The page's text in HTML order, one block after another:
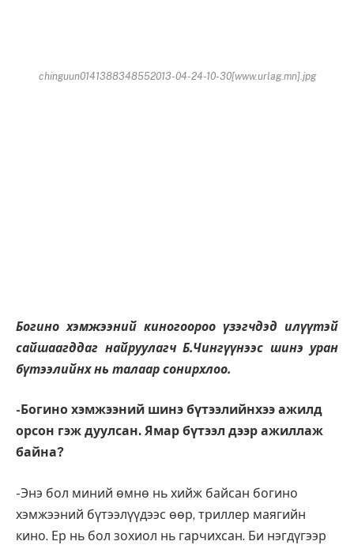
chinguun0141388348552013-04-24-10-30[www.urlag.mn].jpg
Богино хэмжээний киногоороо үзэгчдэд илүүтэй
сайшаагддаг найруулагч Б.Чингүүнээс шинэ уран
бүтээлийнх нь талаар сонирхлоо.
-Богино хэмжээний шинэ бүтээлийнхээ ажилд
орсон гэж дуулсан. Ямар бүтээл дээр ажиллаж
байна?
-Энэ бол миний өмнө нь хийж байсан богино
хэмжээний бүтээлүүдээс өөр, триллер маягийн
кино. Ер нь бол зохиол нь гарчихсан. Би нэгдүгээр